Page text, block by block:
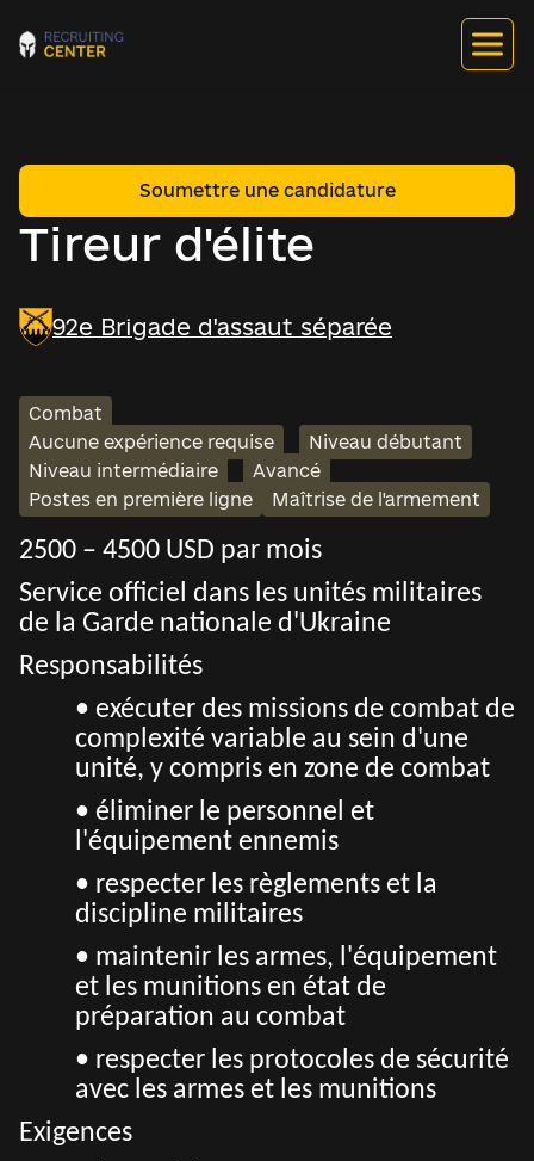
Tireur d'élite
Soumettre une candidature
92e Brigade d'assaut séparée
Combat
Aucune expérience requise
Niveau débutant
Niveau intermédiaire
Avancé
Postes en première ligne
Maîtrise de l'armement
2500 – 4500 USD par mois
Service officiel dans les unités militaires
de la Garde nationale d'Ukraine
Responsabilités
• exécuter des missions de combat de
complexité variable au sein d'une
unité, y compris en zone de combat
• éliminer le personnel et
l'équipement ennemis
• respecter les règlements et la
discipline militaires
• maintenir les armes, l'équipement
et les munitions en état de
préparation au combat
• respecter les protocoles de sécurité
avec les armes et les munitions
Exigences